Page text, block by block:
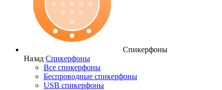
Спикерфоны
Назад Спикерфоны
Все спикерфоны
Беспроводные спикерфоны
USB спикерфоны